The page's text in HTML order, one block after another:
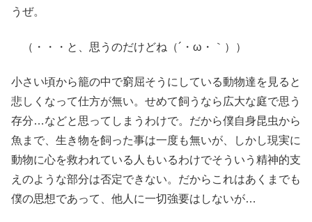
うぜ。
（・・・と、思うのだけどね（´・ω・｀））
小さい頃から籠の中で窮屈そうにしている動物達を見ると
悲しくなって仕方が無い。せめて飼うなら広大な庭で思う
存分…などと思ってしまうわけで。だから僕自身昆虫から
魚まで、生き物を飼った事は一度も無いが、しかし現実に
動物に心を救われている人もいるわけでそういう精神的支
えのような部分は否定できない。だからこれはあくまでも
僕の思想であって、他人に一切強要はしないが…